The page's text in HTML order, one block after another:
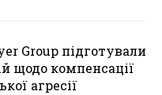
Group підготували
щодо компенсації
агресії